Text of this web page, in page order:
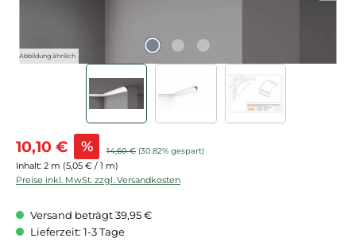
Abbildung ähnlich
Verkaufspreis:
10,10 € % Regulärer Preis:
14,60 € (30.82% gespart)
Inhalt: 2 m (5,05 € / 1 m)
Preise inkl. MwSt. zzgl. Versandkosten
Versand beträgt 39,95 €
Lieferzeit: 1-3 Tage